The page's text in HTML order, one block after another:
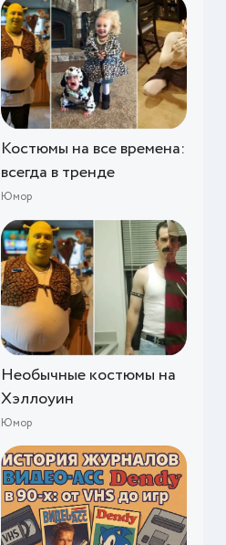
Костюмы на все времена:
всегда в тренде
Юмор
Необычные костюмы на
Хэллоуин
Юмор